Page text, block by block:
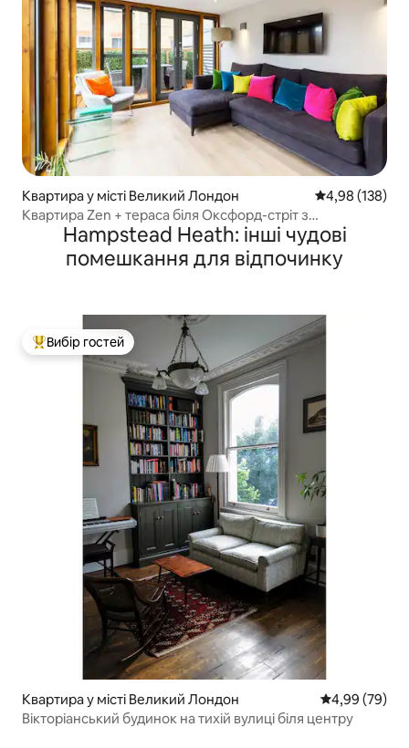
Квартира у місті Великий Лондон Середня
4,98 (138)
Квартира Zen + тераса біля Оксфорд-стріт з
кондиціонером
Hampstead Heath: інші чудові
помешкання для відпочинку
Топ вибір гостей
Вибір гостей
Квартира у місті Великий Лондон Середня
4,99 (79)
Вікторіанський будинок на тихій вулиці біля центру